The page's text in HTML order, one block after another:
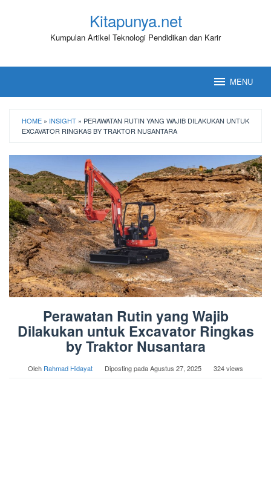
Kitapunya.net
Kumpulan Artikel Teknologi Pendidikan dan Karir
MENU
HOME » INSIGHT » PERAWATAN RUTIN YANG WAJIB DILAKUKAN UNTUK
EXCAVATOR RINGKAS BY TRAKTOR NUSANTARA
Perawatan Rutin yang Wajib
Dilakukan untuk Excavator Ringkas
by Traktor Nusantara
Oleh Rahmad Hidayat Diposting padaAgustus 27, 2025 324 views